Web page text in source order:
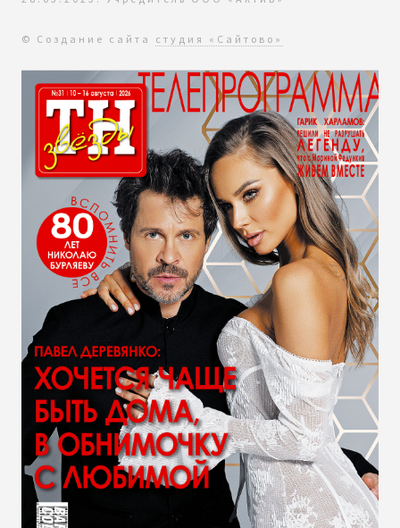
© Создание сайта студия «Сайтово»